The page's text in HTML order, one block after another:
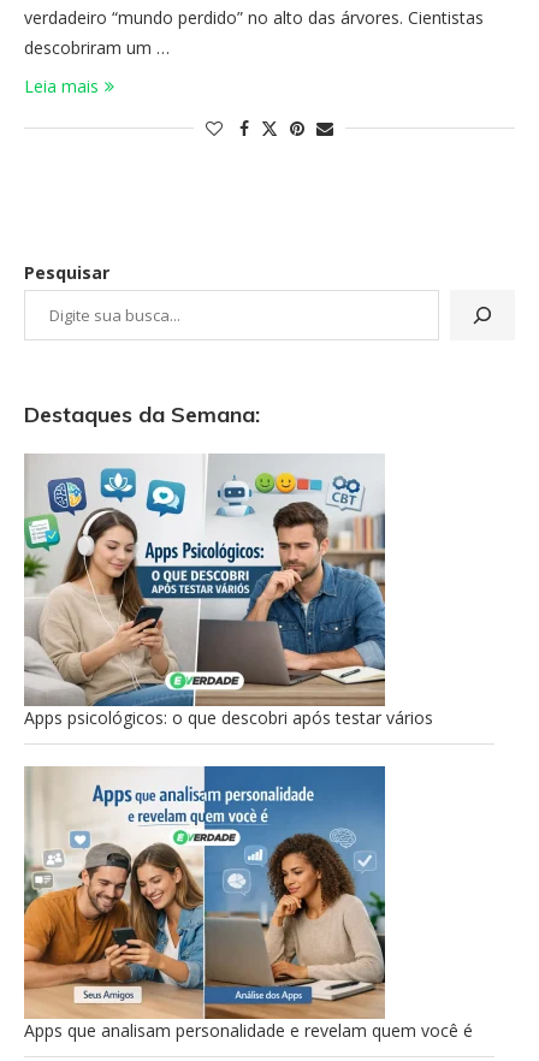
verdadeiro “mundo perdido” no alto das árvores. Cientistas
descobriram um …
Leia mais
Pesquisar
Destaques da Semana:
Apps psicológicos: o que descobri após testar vários
Apps que analisam personalidade e revelam quem você é